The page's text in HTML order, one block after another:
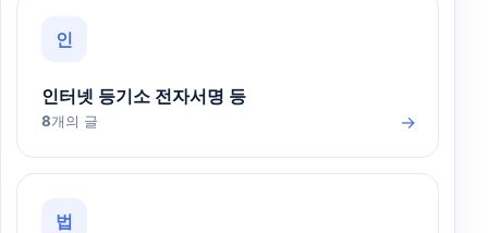
인
인터넷 등기소 전자서명 등
8개의 글 →
법